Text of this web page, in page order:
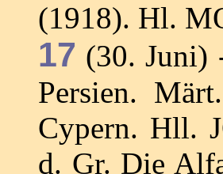
(1918). Hl.
17 (30.
Persien.
Cypern. Hll.
d. Gr. Die